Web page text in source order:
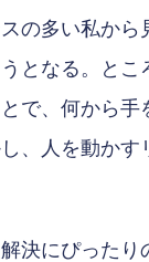
の多い私か
となる。とこ
で、何から手
、人を動か
決にぴった